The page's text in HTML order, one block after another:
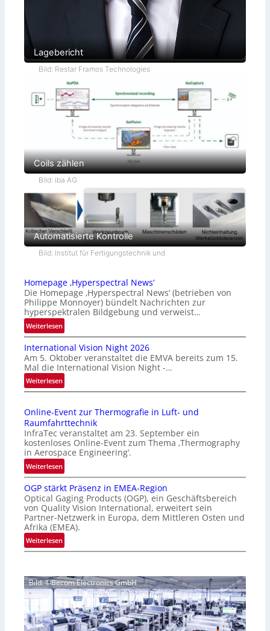
Lagebericht
Bild: Restar Framos Technologies
Coils zählen
Bild: iba AG
Automatisierte Kontrolle
Bild: Institut für Fertigungstechnik und
Homepage ‚Hyperspectral News‘
Die Homepage ‚Hyperspectral News‘ (betrieben von
Philippe Monnoyer) bündelt Nachrichten zur
hyperspektralen Bildgebung und verweist…
Weiterlesen:
H
o
m
e
p
a
e
‚
H
y
p
e
r
s
p
e
c
t
r
l
N
w
s
International Vision Night 2026
Am 5. Oktober veranstaltet die EMVA bereits zum 15.
Mal die International Vision Night -…
Weiterlesen:
I
t
e
r
n
a
t
o
n
a
l
V
i
i
o
N
i
Online-Event zur Thermografie in Luft- und
Raumfahrttechnik
InfraTec veranstaltet am 23. September ein
kostenloses Online-Event zum Thema ‚Thermography
in Aerospace Engineering‘.
Weiterlesen:
O
n
l
i
n
e
-
e
n
z
u
OGP stärkt Präsenz in EMEA-Region
Optical Gaging Products (OGP), ein Geschäftsbereich
von Quality Vision International, erweitert sein
Partner-Netzwerk in Europa, dem Mittleren Osten und
Afrika (EMEA).
Weiterlesen:
O
P
s
ä
r
Bild: ©Becom Electronics GmbH